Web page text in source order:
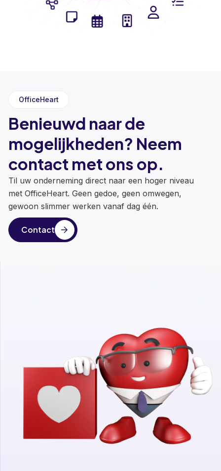
OfficeHeart
Benieuwd naar de
mogelijkheden? Neem
contact met ons op.
Til uw onderneming direct naar een hoger niveau
met OfficeHeart. Geen gedoe, geen omwegen,
gewoon slimmer werken vanaf dag één.
Contact